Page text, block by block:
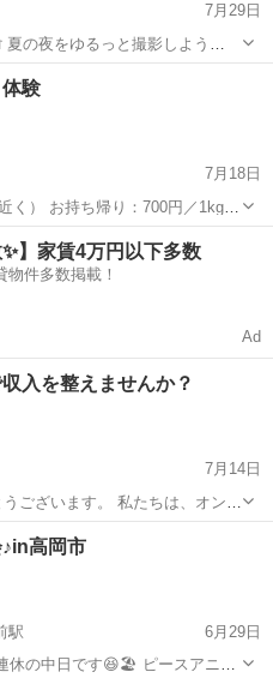
7月29日
ゆるっと撮影しよう
ホ撮影でもOK
験
7月18日
く） お持ち帰り：700円／1kg
アンデスレッド・デストロイ
随時
アンデス
✨】家賃4万円以下多数
物件多数掲載！
Ad
入を整えませんか？
7月14日
私たちは、オンラ
のチームです。 それぞれが自分
やSNS運営のスキルを一緒に磨
イン
高岡市
駅
6月29日
です😆🏖️ ピースアニマ